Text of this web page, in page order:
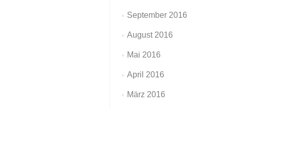
September 2016
August 2016
Mai 2016
April 2016
März 2016